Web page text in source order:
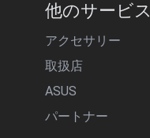
他のサービス
アクセサリー
取扱店
ASUS
パートナー